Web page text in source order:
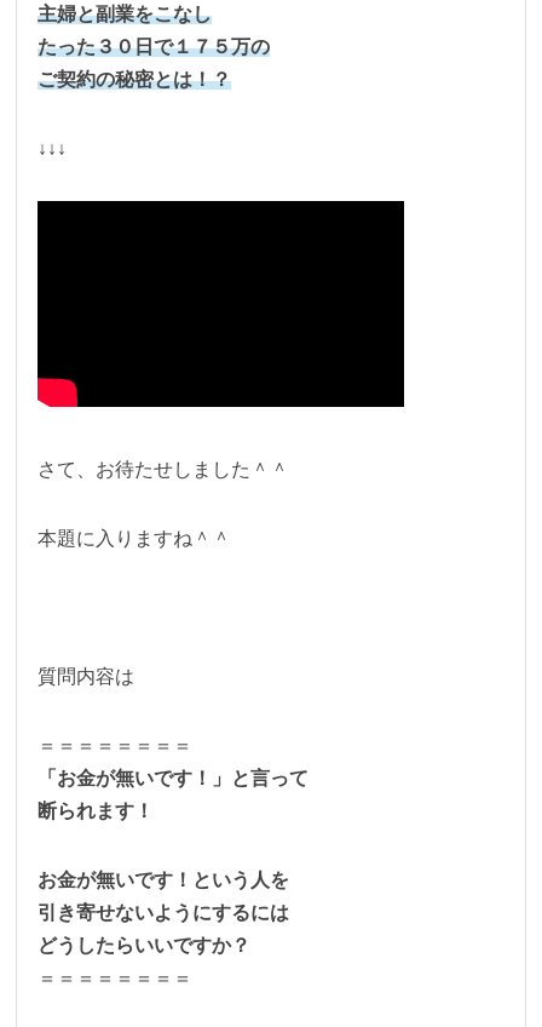
主婦と副業をこなし
たった３０日で１７５万の
ご契約の秘密とは！？
↓↓↓
さて、お待たせしました＾＾
本題に入りますね＾＾
質問内容は
＝＝＝＝＝＝＝＝
「お金が無いです！」と言って
断られます！
お金が無いです！という人を
引き寄せないようにするには
どうしたらいいですか？
＝＝＝＝＝＝＝＝